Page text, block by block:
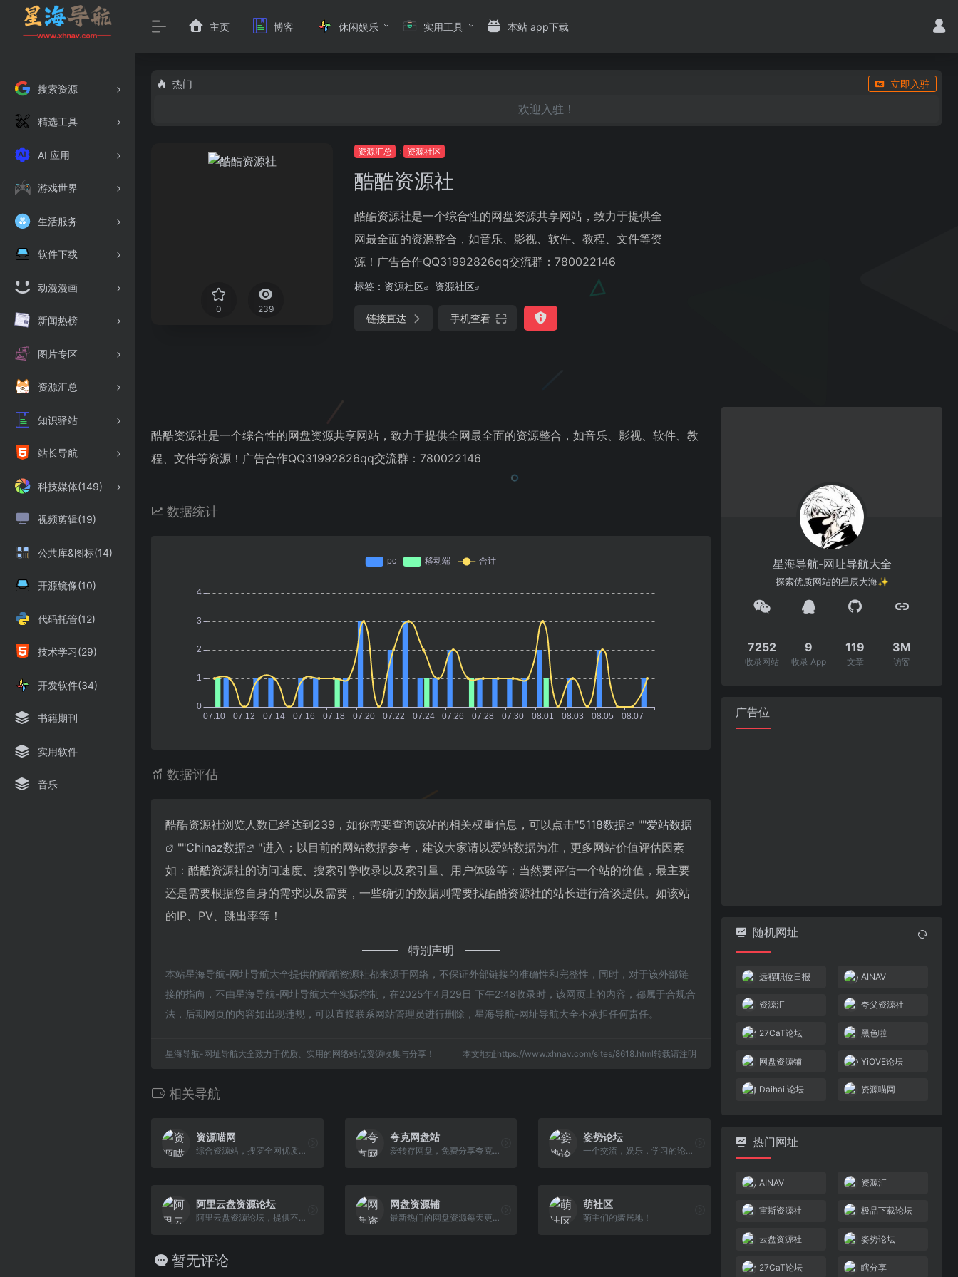
搜索资源
精选工具
AI 应用
游戏世界
生活服务
软件下载
动漫漫画
新闻热榜
图片专区
资源汇总
知识驿站
站长导航
科技媒体(149)
视频剪辑(19)
公共库&图标(14)
开源镜像(10)
代码托管(12)
技术学习(29)
开发软件(34)
书籍期刊
实用软件
音乐
主页 博客 休闲娱乐 实用工具 本站 app下载
热门 立即入驻
欢迎入驻！
0 239
资源汇总 资源社区
酷酷资源社
酷酷资源社是一个综合性的网盘资源共享网站，致力于提供全
网最全面的资源整合，如音乐、影视、软件、教程、文件等资
源！广告合作QQ31992826qq交流群：780022146
标签： 资源社区 资源社区
链接直达 手机查看
酷酷资源社是一个综合性的网盘资源共享网站，致力于提供全网最全面的资源整合，如音乐、影视、软件、教
程、文件等资源！广告合作QQ31992826qq交流群：780022146
数据统计
数据评估
酷酷资源社浏览人数已经达到239，如你需要查询该站的相关权重信息，可以点击"5118数据 ""爱站数据
""Chinaz数据
"进入；以目前的网站数据参考，建议大家请以爱站数据为准，更多网站价值评估因素
如：酷酷资源社的访问速度、搜索引擎收录以及索引量、用户体验等；当然要评估一个站的价值，最主要
还是需要根据您自身的需求以及需要，一些确切的数据则需要找酷酷资源社的站长进行洽谈提供。如该站
的IP、PV、跳出率等！
特别声明
本站星海导航-网址导航大全提供的酷酷资源社都来源于网络，不保证外部链接的准确性和完整性，同时，对于该外部链
接的指向，不由星海导航-网址导航大全实际控制，在2025年4月29日 下午2:48收录时，该网页上的内容，都属于合规合
法，后期网页的内容如出现违规，可以直接联系网站管理员进行删除，星海导航-网址导航大全不承担任何责任。
星海导航-网址导航大全致力于优质、实用的网络站点资源收集与分享！ 本文地址https://www.xhnav.com/sites/8618.html转载请注明
相关导航
资源喵网
综合资源站，搜罗全网优质稀缺资源，包括但不限于电影、美剧、小说、动漫、番剧、吃瓜、歌曲音乐、学习资料、网赚项目等。
夸克网盘站
爱转存网盘，免费分享夸克网盘资源，百度网盘资源，优质短剧下载、技术教程、软件下载、网站源码、网赚创业、小说书籍、美女图片、办公资料、教育资源应有尽有，更多精彩内
姿势论坛
一个交流，娱乐，学习的论坛。资源共享，共同学习，共同进步。博客:https://zsxwz.com姿势小店，提供各种商品和服务。
阿里云盘资源论坛
阿里云盘资源论坛，提供不限于阿里云盘资源、夸克网盘资源、百度网盘资源等各类网盘资源，影视资源、学习资源、软件资源、动漫资源、游戏资源等综合资源论坛。
网盘资源铺
最新热门的网盘资源每天更新!
萌社区
萌主们的聚居地！
暂无评论
星海导航-网址导航大全
探索优质网站的星辰大海✨
7252
收录网站
9
收录 App
119
文章
3M
访客
广告位
随机网址
远程职位日报 AINAV
资源汇 夸父资源社
27CaT论坛 黑色啦
网盘资源铺 YiOVE论坛
Daihai 论坛 资源喵网
热门网址
AINAV 资源汇
宙斯资源社 极品下载论坛
云盘资源社 姿势论坛
27CaT论坛 瞎分享